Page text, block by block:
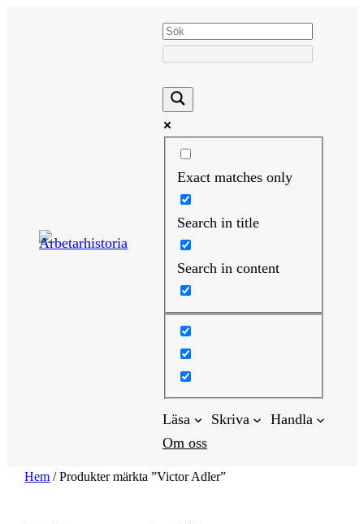
Exact matches only
Search in title
Search in content
Läsa Skriva
Handla
Om oss
Hem / Produkter märkta ”Victor Adler”